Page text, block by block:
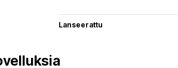
Lanseerattu